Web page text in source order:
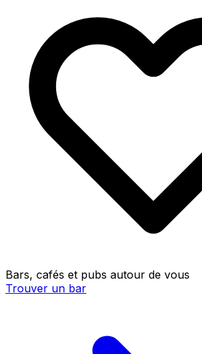
Bars, cafés et pubs autour de vous
Trouver un bar